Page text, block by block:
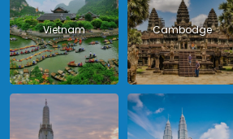
Vietnam Cambodge